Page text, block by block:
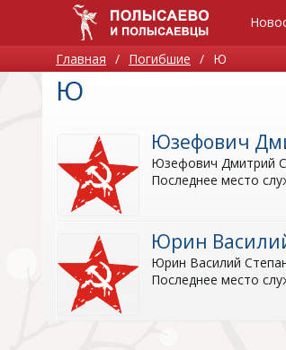
Главная / Погибшие / Ю
Ю
Юзефович
Юзефович Дмитрий
Последнее место
Юрин
Юрин Василий
Последнее место